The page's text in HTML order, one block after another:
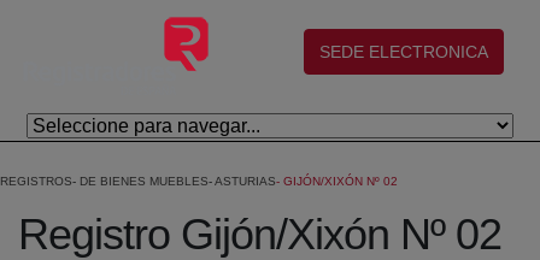
Salta al contingut principal
(abre en nueva ventana)
SEDE ELECTRONICA
REGISTROS DE BIENES MUEBLES ASTURIAS GIJÓN/XIXÓN Nº 02
Registro Gijón/Xixón Nº 02